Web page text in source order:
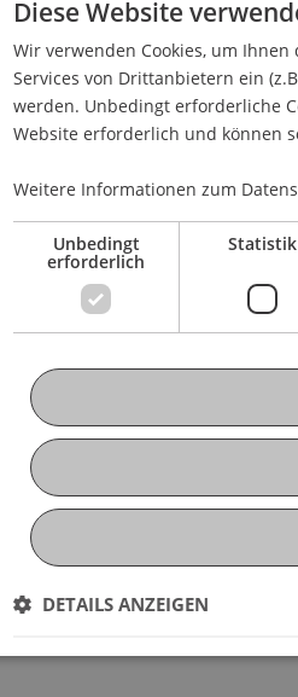
EU-Botschafter für die
des Europa-Tages das
Frommelt und Studierenden
umd Themen von
an den Roundtable gab der
Institutionen aus
Diese Website
Wir verwenden Cookies, um
Services von Drittanbietern ein
werden. Unbedingt erforderliche
Website erforderlich und können
Weitere Informationen zum
Unbedingt
erforderlich
Statistik
DETAILS ANZEIGEN